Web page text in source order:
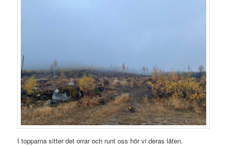
I topparna sitter det orrar och runt oss hör vi deras läten.